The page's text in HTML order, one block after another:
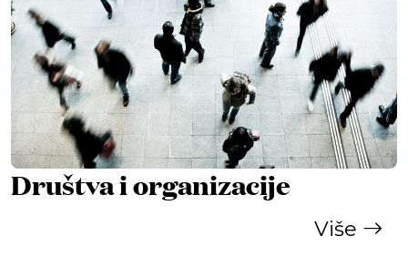
Društva i organizacije
Više